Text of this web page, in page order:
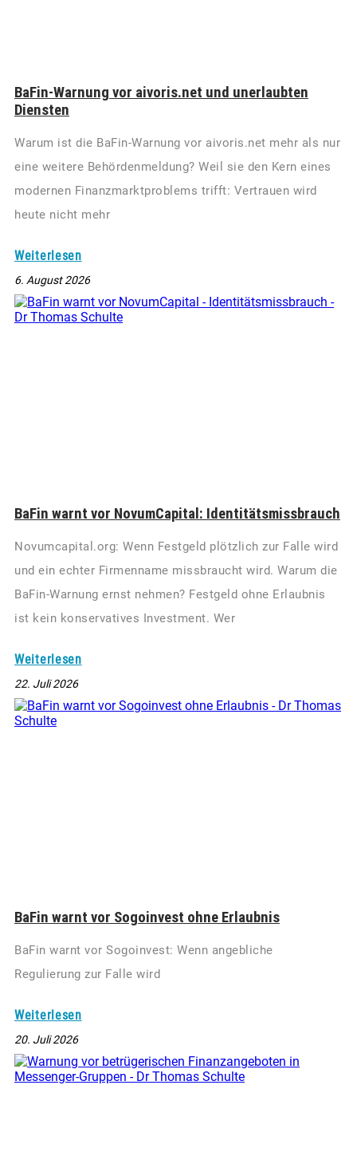
BaFin-Warnung vor aivoris.net und unerlaubten
Diensten
Warum ist die BaFin-Warnung vor aivoris.net mehr als nur
eine weitere Behördenmeldung? Weil sie den Kern eines
modernen Finanzmarktproblems trifft: Vertrauen wird
heute nicht mehr
Weiterlesen
6. August 2026
BaFin warnt vor NovumCapital: Identitätsmissbrauch
Novumcapital.org: Wenn Festgeld plötzlich zur Falle wird
und ein echter Firmenname missbraucht wird. Warum die
BaFin-Warnung ernst nehmen? Festgeld ohne Erlaubnis
ist kein konservatives Investment. Wer
Weiterlesen
22. Juli 2026
BaFin warnt vor Sogoinvest ohne Erlaubnis
BaFin warnt vor Sogoinvest: Wenn angebliche
Regulierung zur Falle wird
Weiterlesen
20. Juli 2026